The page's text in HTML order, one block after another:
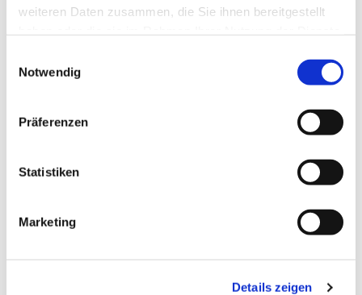
weiteren Daten zusammen, die Sie ihnen bereitgestellt
Notwendig
Präferenzen
Statistiken
Marketing
Details zeigen
NAVIGATION
Pfarrei
Lebensbegleitung